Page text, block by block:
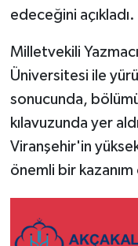
edeceğini açıkladı.
Milletvekili
Üniversitesi ile
sonucunda,
kılavuzunda yer
Viranşehir'in
önemli bir